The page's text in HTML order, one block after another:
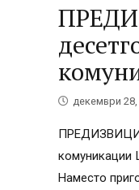
декември 28,
ПРЕДИЗВИЦИ
комуникации
Наместо